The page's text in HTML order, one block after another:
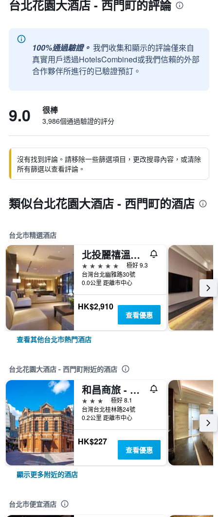
台北花園大酒店 - 西門町的評論
100%通過驗證。 我們收集和顯示的評論僅來自
真實用戶透過HotelsCombined或我們信賴的外部
合作夥伴所進行的已驗證預訂。
9.0 很棒
3,986個通過驗證的評分
沒有找到評論。請移除一些篩選項目，更改搜尋內容，或清除
所有篩選以查看評論。
類似台北花園大酒店 - 西門町的酒店
台北市精選酒店
北投麗禧溫泉酒店
5星級
極好 9.3
台灣台北幽雅路30號
0.0公里 距離市中心
HK$2,910
查看優惠
查看其他台北市熱門酒店
台北花園大酒店 - 西門町附近的酒店
和昌商旅 - 西門館
3星級
極好 8.1
台灣台北桂林路24號
0.2公里 距離市中心
HK$227
查看優惠
顯示更多附近的酒店
台北市便宜酒店